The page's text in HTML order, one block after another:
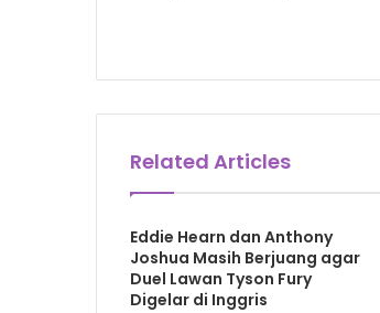
Related Articles
Eddie Hearn dan Anthony
Joshua Masih Berjuang agar
Duel Lawan Tyson Fury
Digelar di Inggris